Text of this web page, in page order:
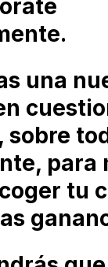
una
sobre
para
tu